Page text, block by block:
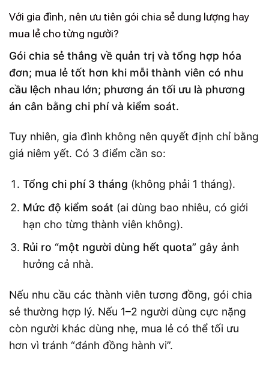
Với gia đình, nên ưu tiên gói chia sẻ dung lượng hay
mua lẻ cho từng người?
Gói chia sẻ thắng về quản trị và tổng hợp hóa
đơn; mua lẻ tốt hơn khi mỗi thành viên có nhu
cầu lệch nhau lớn; phương án tối ưu là phương
án cân bằng chi phí và kiểm soát.
Tuy nhiên, gia đình không nên quyết định chỉ bằng
giá niêm yết. Có 3 điểm cần so:
Tổng chi phí 3 tháng (không phải 1 tháng).
Mức độ kiểm soát (ai dùng bao nhiêu, có giới
hạn cho từng thành viên không).
Rủi ro “một người dùng hết quota” gây ảnh
hưởng cả nhà.
Nếu nhu cầu các thành viên tương đồng, gói chia
sẻ thường hợp lý. Nếu 1–2 người dùng cực nặng
còn người khác dùng nhẹ, mua lẻ có thể tối ưu
hơn vì tránh “đánh đồng hành vi”.